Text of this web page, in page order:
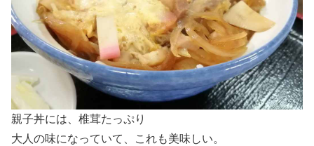
親子丼には、椎茸たっぷり
大人の味になっていて、これも美味しい。